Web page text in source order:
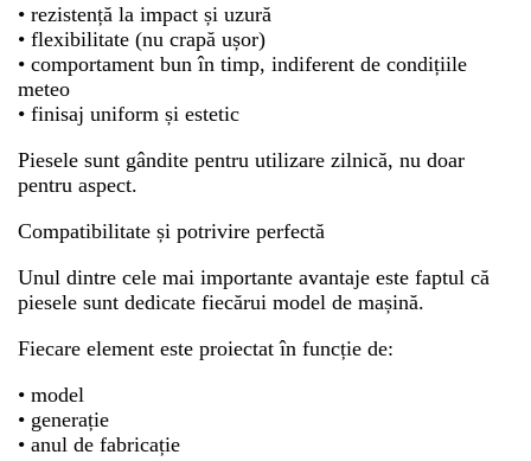
• rezistență la impact și uzură
• flexibilitate (nu crapă ușor)
• comportament bun în timp, indiferent de condițiile
meteo
• finisaj uniform și estetic
Piesele sunt gândite pentru utilizare zilnică, nu doar
pentru aspect.
Compatibilitate și potrivire perfectă
Unul dintre cele mai importante avantaje este faptul că
piesele sunt dedicate fiecărui model de mașină.
Fiecare element este proiectat în funcție de:
• model
• generație
• anul de fabricație